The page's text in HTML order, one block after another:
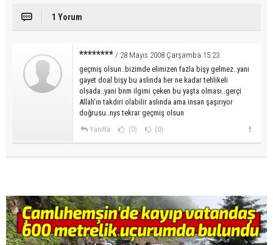
1 Yorum
******** / 28 Mayıs 2008 Çarşamba 15:23
geçmiş olsun..bizimde elimizen fazla bişy gelmez..yani
gayet doal bişy bu aslında her ne kadar tehlikeli
olsada..yani bnm ilgimi çeken bu yaşta olması..gerçi
Allah'ın takdiri olabilir aslında ama insan şaşırıyor
doğrusu..nys tekrar geçmiş olsun
Yanıtla (0) (0)